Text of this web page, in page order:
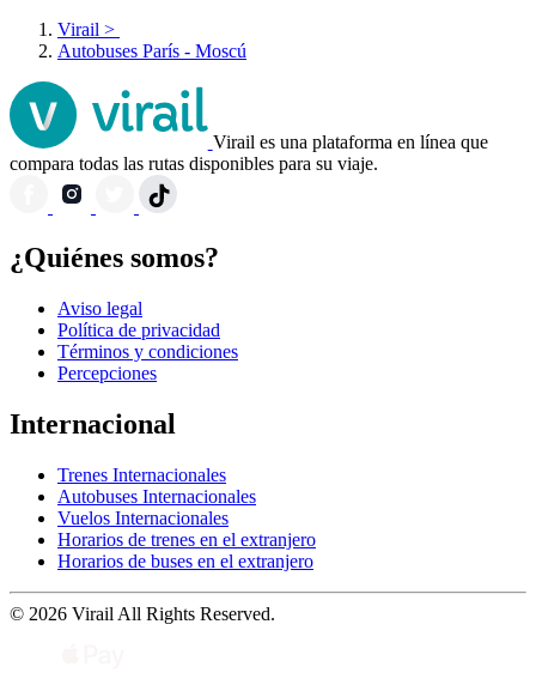
Virail >
Autobuses París - Moscú
Virail es una plataforma en línea que
compara todas las rutas disponibles para su viaje.
¿Quiénes somos?
Aviso legal
Política de privacidad
Términos y condiciones
Percepciones
Internacional
Trenes Internacionales
Autobuses Internacionales
Vuelos Internacionales
Horarios de trenes en el extranjero
Horarios de buses en el extranjero
© 2026 Virail All Rights Reserved.